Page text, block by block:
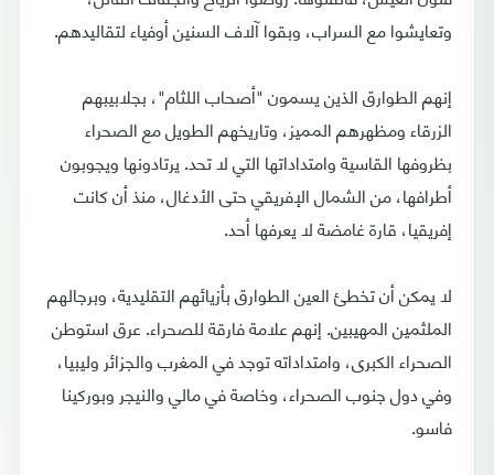
وتعايشوا مع السراب، وبقوا آلاف السنين أوفياء لتقاليدهم.
إنهم الطوارق الذين يسمون "أصحاب اللثام"، بجلابيبهم
الزرقاء ومظهرهم المميز، وتاريخهم الطويل مع الصحراء
بظروفها القاسية وامتداداتها التي لا تحد. يرتادونها ويجوبون
أطرافها، من الشمال الإفريقي حتى الأدغال، منذ أن كانت
إفريقيا، قارة غامضة لا يعرفها أحد.
لا يمكن أن تخطئ العين الطوارق بأزيائهم التقليدية، وبرجالهم
الملثمين المهيبين. إنهم علامة فارقة للصحراء. عرق استوطن
الصحراء الكبرى، وامتداداته توجد في المغرب والجزائر وليبيا،
وفي دول جنوب الصحراء، وخاصة في مالي والنيجر وبوركينا
فاسو.